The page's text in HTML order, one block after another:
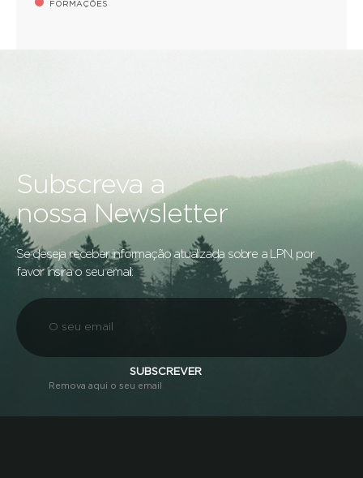
FORMAÇÕES
Subscreva a
nossa Newsletter
Se deseja receber informação atualizada sobre a LPN, por
favor insira o seu email:
SUBSCREVER
Remova aqui o seu email